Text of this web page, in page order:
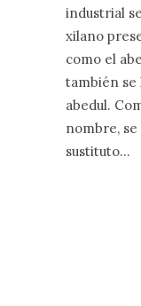
industrial
xilano
como el
también se
abedul.
nombre,
sustituto…